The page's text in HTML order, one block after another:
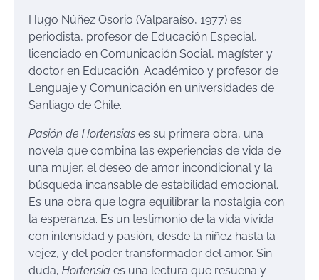
Hugo Núñez Osorio (Valparaíso, 1977) es
periodista, profesor de Educación Especial,
licenciado en Comunicación Social, magíster y
doctor en Educación. Académico y profesor de
Lenguaje y Comunicación en universidades de
Santiago de Chile.
Pasión de Hortensias es su primera obra, una
novela que combina las experiencias de vida de
una mujer, el deseo de amor incondicional y la
búsqueda incansable de estabilidad emocional.
Es una obra que logra equilibrar la nostalgia con
la esperanza. Es un testimonio de la vida vivida
con intensidad y pasión, desde la niñez hasta la
vejez, y del poder transformador del amor. Sin
duda, Hortensia es una lectura que resuena y